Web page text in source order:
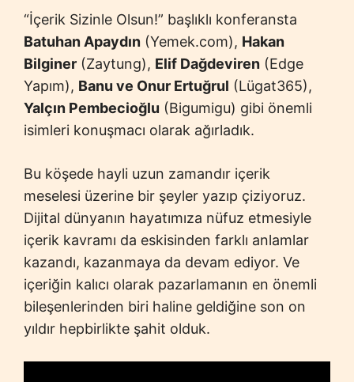
“İçerik Sizinle Olsun!” başlıklı konferansta
Batuhan Apaydın (Yemek.com), Hakan
Bilginer (Zaytung), Elif Dağdeviren (Edge
Yapım), Banu ve Onur Ertuğrul (Lügat365),
Yalçın Pembecioğlu (Bigumigu) gibi önemli
isimleri konuşmacı olarak ağırladık.
Bu köşede hayli uzun zamandır içerik
meselesi üzerine bir şeyler yazıp çiziyoruz.
Dijital dünyanın hayatımıza nüfuz etmesiyle
içerik kavramı da eskisinden farklı anlamlar
kazandı, kazanmaya da devam ediyor. Ve
içeriğin kalıcı olarak pazarlamanın en önemli
bileşenlerinden biri haline geldiğine son on
yıldır hepbirlikte şahit olduk.